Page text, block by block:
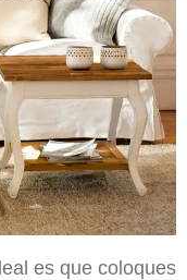
es que coloques